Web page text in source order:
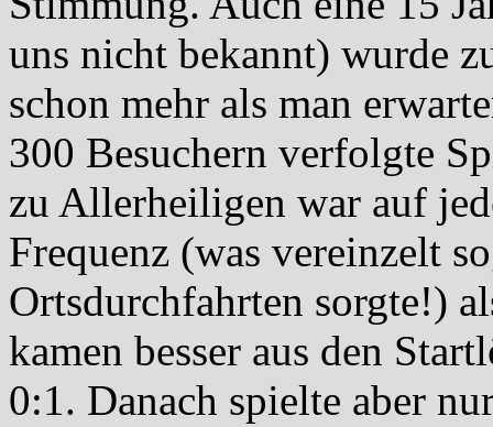
uns nicht bekannt) wurde
schon mehr als man
300 Besuchern verfolgte
zu Allerheiligen war auf
Frequenz (was vereinzelt
Ortsdurchfahrten sorgte!)
kamen besser aus den
0:1. Danach spielte aber